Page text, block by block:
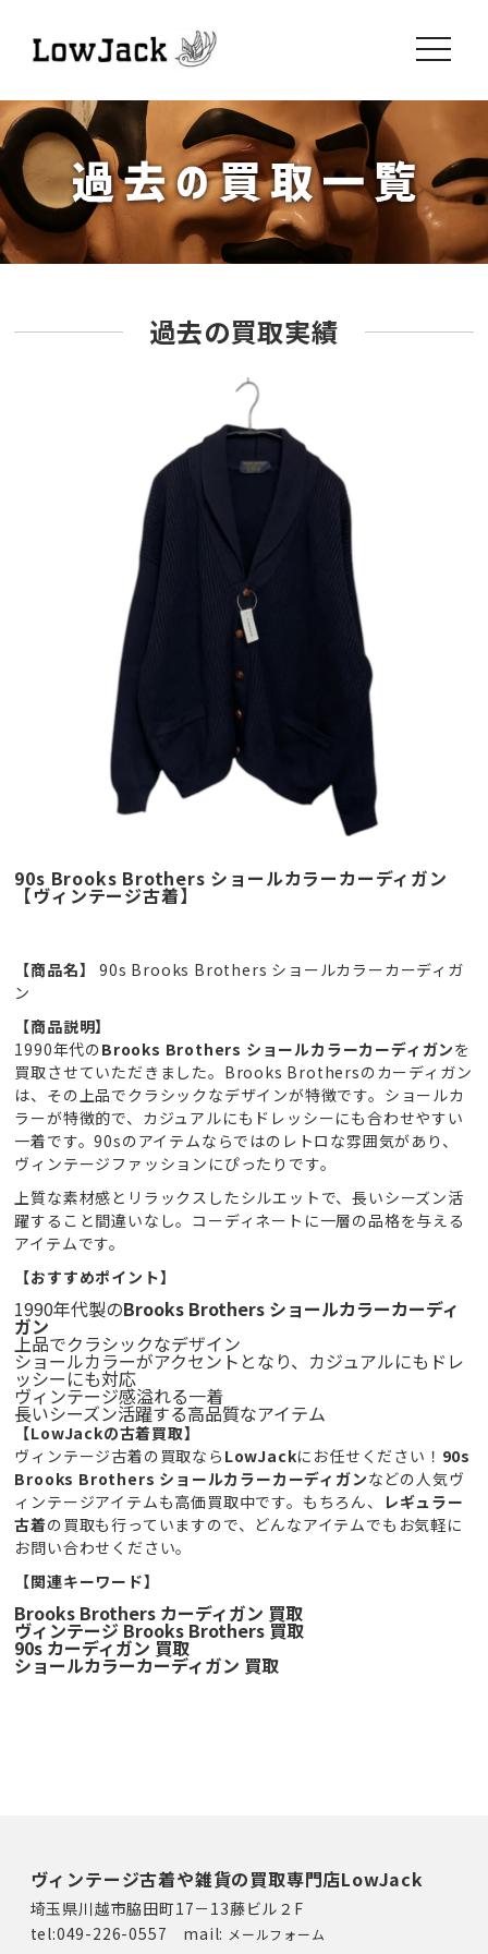
toggle
過去の買取実績
90s Brooks Brothers ショールカラーカーディガン
【ヴィンテージ古着】
【商品名】
90s Brooks Brothers ショールカラーカーディガ
ン
【商品説明】
1990年代のBrooks Brothers ショールカラーカーディガンを
買取させていただきました。Brooks Brothersのカーディガン
は、その上品でクラシックなデザインが特徴です。ショールカ
ラーが特徴的で、カジュアルにもドレッシーにも合わせやすい
一着です。90sのアイテムならではのレトロな雰囲気があり、
ヴィンテージファッションにぴったりです。
上質な素材感とリラックスしたシルエットで、長いシーズン活
躍すること間違いなし。コーディネートに一層の品格を与える
アイテムです。
【おすすめポイント】
1990年代製のBrooks Brothers ショールカラーカーディ
ガン
上品でクラシックなデザイン
ショールカラーがアクセントとなり、カジュアルにもドレ
ッシーにも対応
ヴィンテージ感溢れる一着
長いシーズン活躍する高品質なアイテム
【LowJackの古着買取】
ヴィンテージ古着の買取なら LowJackにお任せください！ 90s
Brooks Brothers ショールカラーカーディガンなどの人気ヴ
ィンテージアイテムも高価買取中です。もちろん、
レギュラー
古着の買取も行っていますので、どんなアイテムでもお気軽に
お問い合わせください。
【関連キーワード】
Brooks Brothers カーディガン 買取
ヴィンテージ Brooks Brothers 買取
90s カーディガン 買取
ショールカラーカーディガン 買取
ヴィンテージ古着や雑貨の買取専門店LowJack
埼玉県川越市脇田町17－13藤ビル２F
tel:049-226-0557 mail: メールフォーム